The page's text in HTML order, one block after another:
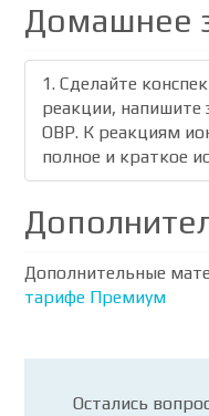
Домашнее
1. Сделайте
реакции, напишите
ОВР. К реакциям
полное и краткое
Дополнительные
тарифе Премиум
Остались